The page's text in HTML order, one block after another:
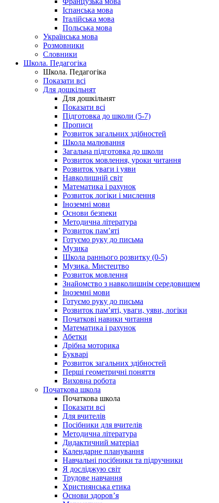
Іспанська мова
Італійська мова
Польська мова
Українська мова
Розмовники
Словники
Школа. Педагогіка
Школа. Педагогіка
Показати всі
Для дошкільнят
Для дошкільнят
Показати всі
Підготовка до школи (5-7)
Прописи
Розвиток загальних здібностей
Школа малювання
Загальна підготовка до школи
Розвиток мовлення, уроки читання
Розвиток уваги і уяви
Навколишній світ
Математика і рахунок
Розвиток логіки і мислення
Іноземні мови
Основи безпеки
Методична література
Розвиток пам’яті
Готуємо руку до письма
Музика
Школа раннього розвитку (0-5)
Музика. Мистецтво
Розвиток мовлення
Знайомство з навколишнім середовищем
Іноземні мови
Готуємо руку до письма
Розвиток пам’яті, уваги, уяви, логіки
Початкові навики читання
Математика і рахунок
Абетки
Дрібна моторика
Букварі
Розвиток загальних здібностей
Перші геометричні поняття
Виховна робота
Початкова школа
Початкова школа
Показати всі
Для вчителів
Посібники для вчителів
Методична література
Дидактичний матеріал
Календарне планування
Навчальні посібники та підручники
Я досліджую світ
Трудове навчання
Християнська етика
Основи здоров’я